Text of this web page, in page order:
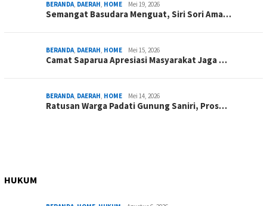
BERANDA, DAERAH, HOME Mei 19, 2026
Semangat Basudara Menguat, Siri Sori Ama…
BERANDA, DAERAH, HOME Mei 15, 2026
Camat Saparua Apresiasi Masyarakat Jaga …
BERANDA, DAERAH, HOME Mei 14, 2026
Ratusan Warga Padati Gunung Saniri, Pros…
HUKUM